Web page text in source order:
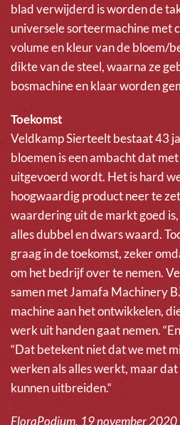
blad verwijderd is worden de
universele sorteermachine met
volume en kleur van de bloem/
dikte van de steel, waarna ze
bosmachine en klaar worden
Toekomst
Veldkamp Sierteelt bestaat 43
bloemen is een ambacht dat
uitgevoerd wordt. Het is hard
hoogwaardig product neer te
waardering uit de markt goed
alles dubbel en dwars waard.
graag in de toekomst, zeker
om het bedrijf over te nemen.
samen met Jamafa Machinery
machine aan het ontwikkelen,
werk uit handen gaat nemen.
“Dat betekent niet dat we met
werken als alles werkt, maar
kunnen uitbreiden.“
FloraPodium, 19 november 2020